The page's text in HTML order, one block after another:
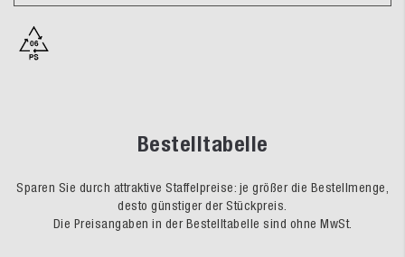
Bestelltabelle
Sparen Sie durch attraktive Staffelpreise: je größer die Bestellmenge,
desto günstiger der Stückpreis.
Die Preisangaben in der Bestelltabelle sind ohne MwSt.